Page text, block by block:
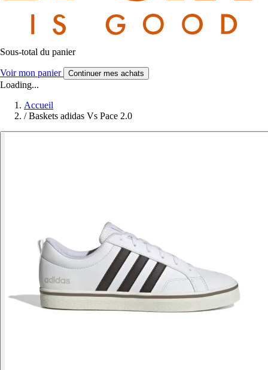
Sous-total du panier
Voir mon panier Continuer mes achats
Loading...
Accueil
/ Baskets adidas Vs Pace 2.0